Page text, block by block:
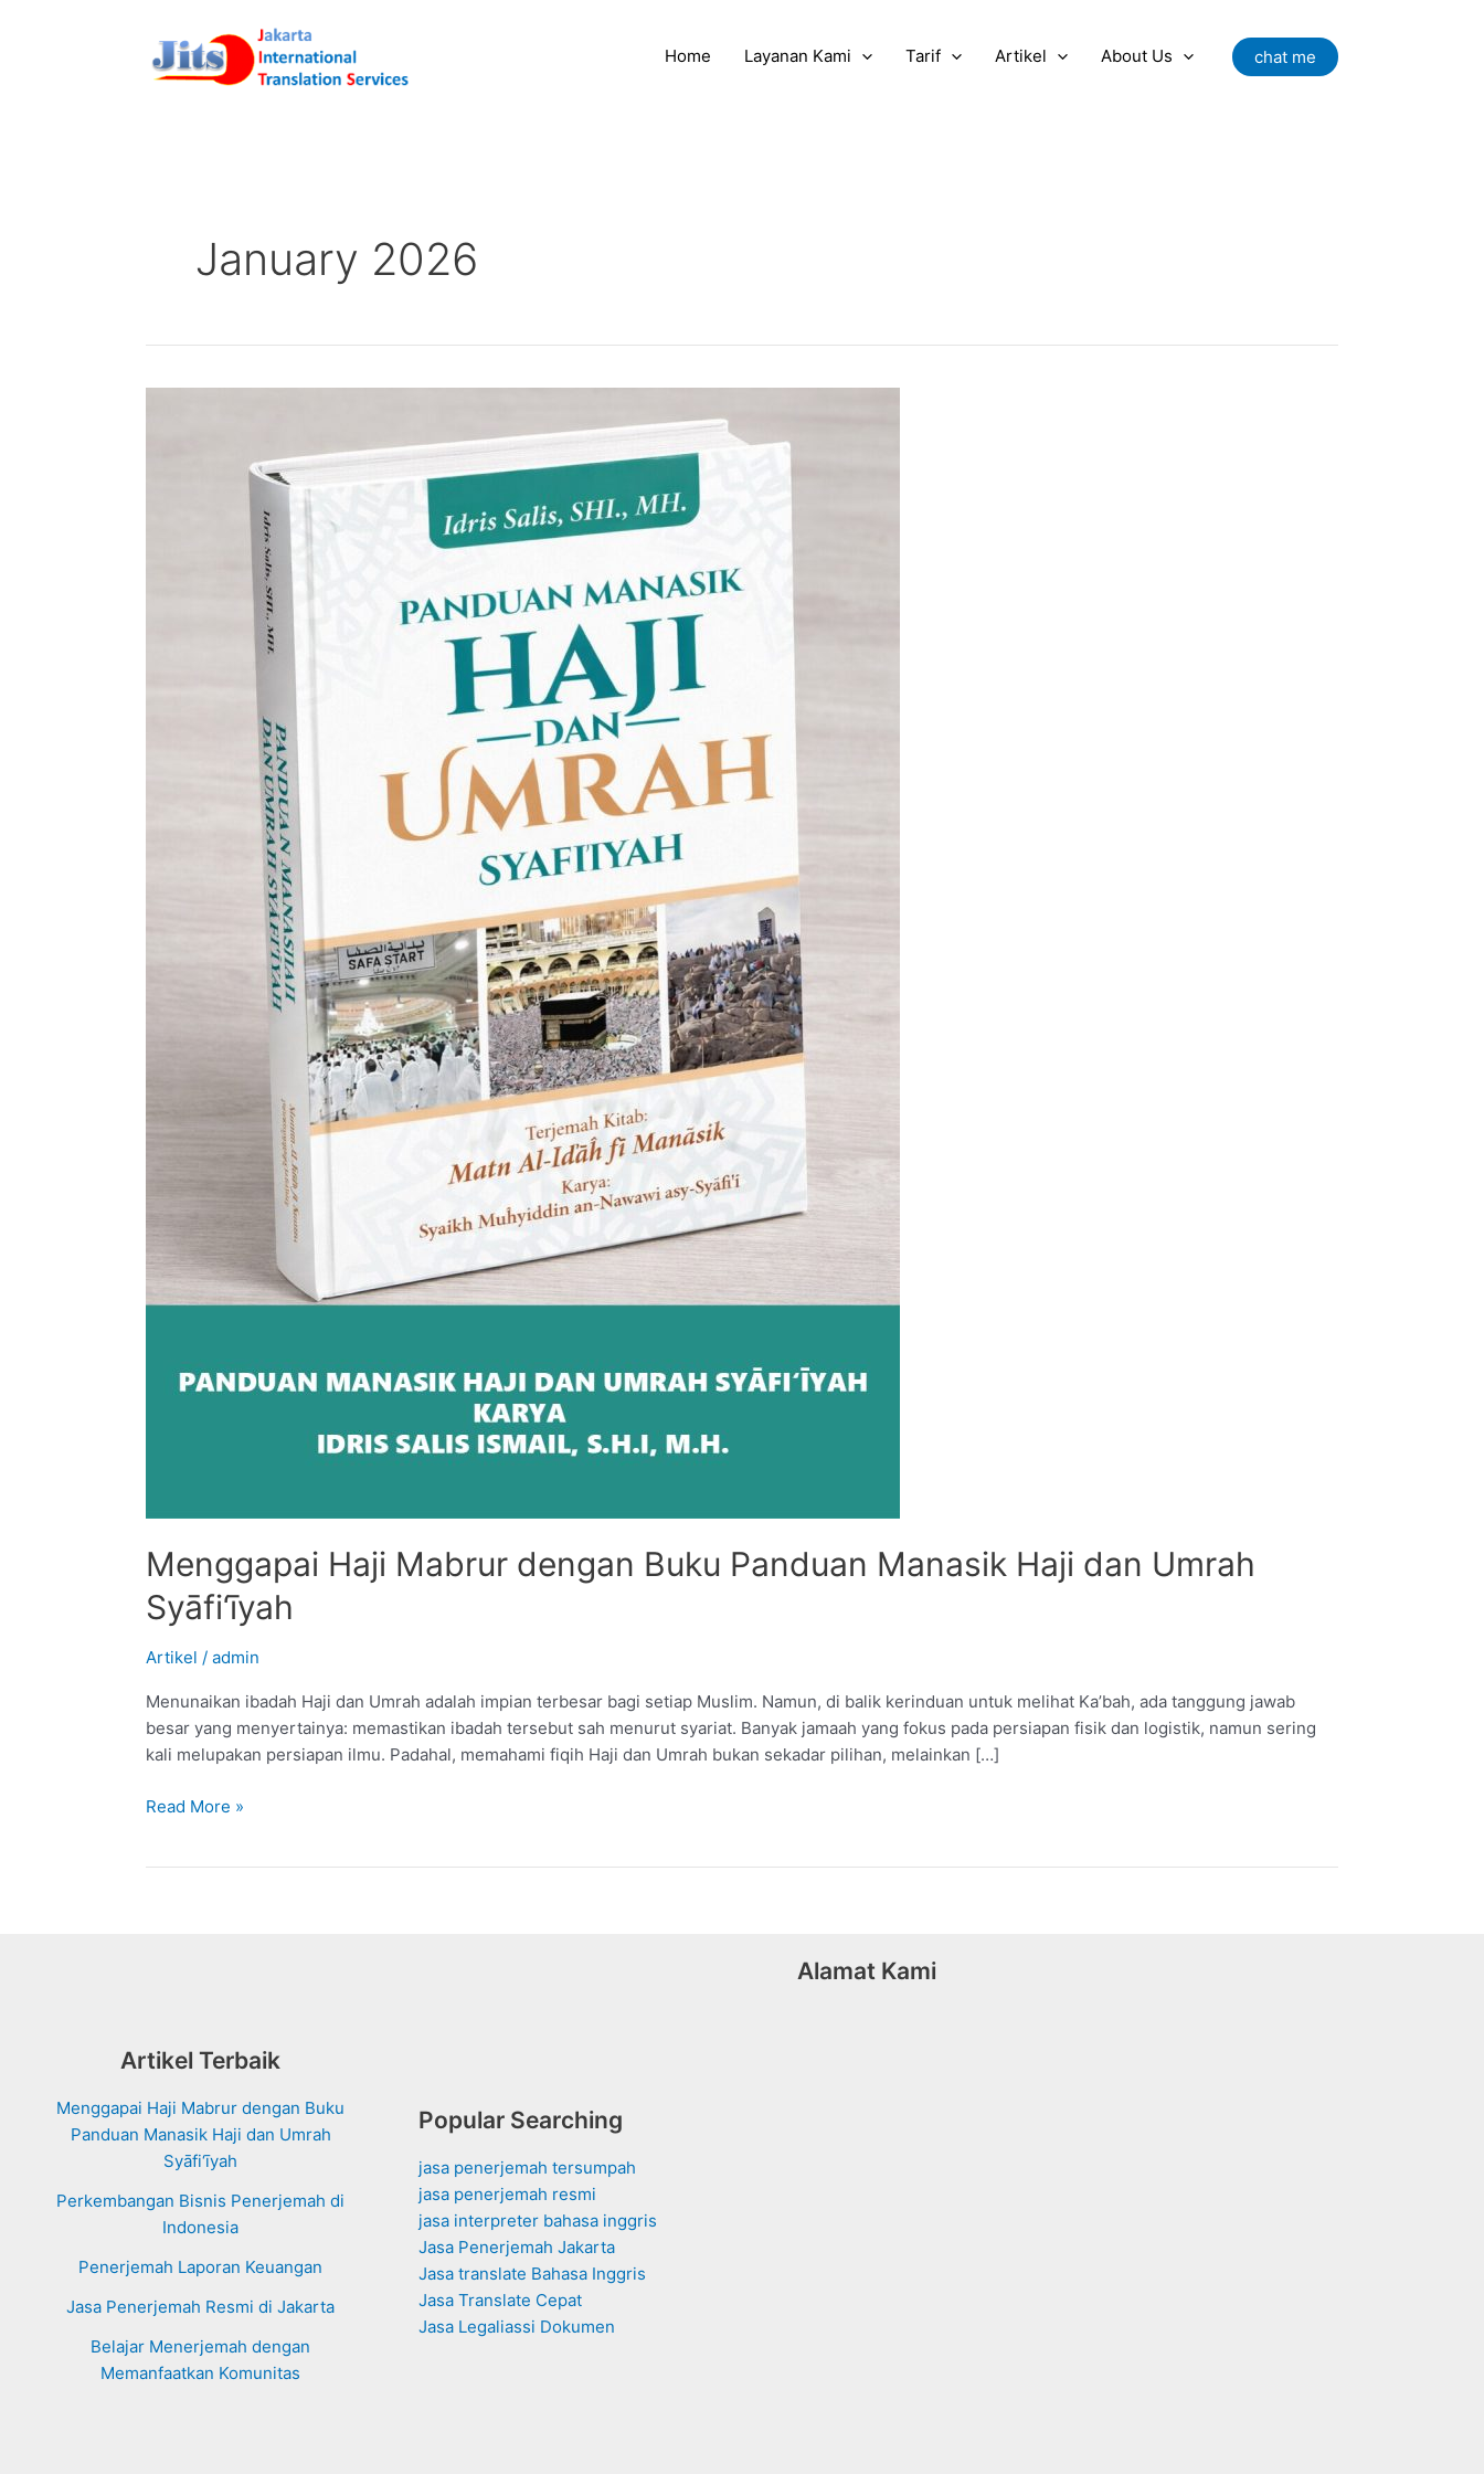
Home Layanan Kami Tarif Artikel About Us chat me
January 2026
Menggapai Haji Mabrur dengan Buku Panduan Manasik Haji dan Umrah
Syāfi‘īyah
Artikel / admin
Menunaikan ibadah Haji dan Umrah adalah impian terbesar bagi setiap Muslim. Namun, di balik kerinduan untuk melihat Ka’bah, ada tanggung jawab
besar yang menyertainya: memastikan ibadah tersebut sah menurut syariat. Banyak jamaah yang fokus pada persiapan fisik dan logistik, namun sering
kali melupakan persiapan ilmu. Padahal, memahami fiqih Haji dan Umrah bukan sekadar pilihan, melainkan […]
Menggapai
Syāfi‘īyah
Read More »
Artikel Terbaik
Menggapai Haji Mabrur dengan Buku
Panduan Manasik Haji dan Umrah
Syāfi‘īyah
Perkembangan Bisnis Penerjemah di
Indonesia
Penerjemah Laporan Keuangan
Jasa Penerjemah Resmi di Jakarta
Belajar Menerjemah dengan
Memanfaatkan Komunitas
Popular Searching
jasa penerjemah tersumpah
jasa penerjemah resmi
jasa interpreter bahasa inggris
Jasa Penerjemah Jakarta
Jasa translate Bahasa Inggris
Jasa Translate Cepat
Jasa Legaliassi Dokumen
Alamat Kami